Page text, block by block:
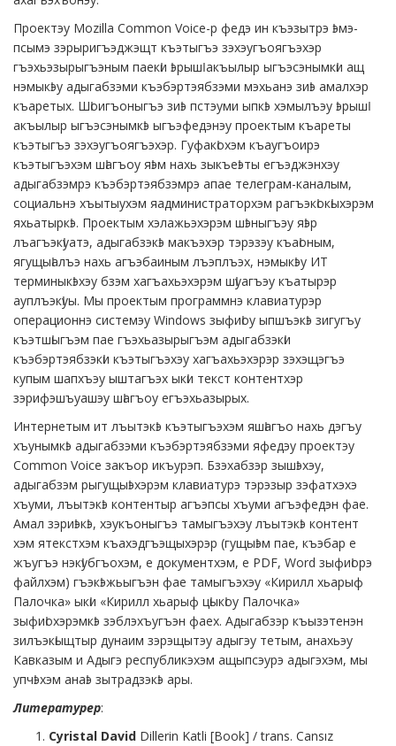
Проектэу Mozilla Common Voice-р федэ ин къэзытрэ ӏэмэ-
псымэ зэрыригъэджэщт къэтыгъэ зэхэугъоягъэхэр
гъэхьэзырыгъэным паекӏи ӏэрышӏ акъылыр ыгъэсэнымкӏи ащ
нэмыкӏэу адыгабзэми къэбэртэябзэми мэхьанэ зиӏэ амалхэр
къаретых. Шӏоигъоныгъэ зиӏэ пстэуми ыпкӏэ хэмылъэу ӏэрышӏ
акъылыр ыгъэсэнымкӏэ ыгъэфедэнэу проектым къареты
къэтыгъэ зэхэугъоягъэхэр. Гуфакӏохэм къаугъоирэ
къэтыгъэхэм шӏагъоу яӏэм нахь зыкъеӏэты егъэджэнхэу
адыгабзэмрэ къэбэртэябзэмрэ апае телеграм-каналым,
социальнэ хъытыухэм яадминистраторхэм рагъэкӏокӏыхэрэм
яхьатыркӏэ. Проектым хэлажьэхэрэм шӏэныгъэу яӏэр
лъагъэкӏуатэ, адыгабзэкӏэ макъэхэр тэрэзэу къаӏоным,
ягущыӏалъэ нахь агъэбаиным лъэплъэх, нэмыкӏэу ИТ
терминыкӏэхэу бзэм хагъахьэхэрэм шӏуагъэу къатырэр
ауплъэкӏуы. Мы проектым программнэ клавиатурэр
операционнэ системэу Windows зыфиӏоу ыпшъэкӏэ зигугъу
къэтшӏыгъэм пае гъэхьазырыгъэм адыгабзэкӏи
къэбэртэябзэкӏи къэтыгъэхэу хагъахьэхэрэр зэхэщэгъэ
купым шапхъэу ыштагъэх ыкӏи текст контентхэр
зэрифэшъуашэу шӏагъоу егъэхьазырых.
Интернетым ит лъытэкӏэ къэтыгъэхэм яшӏагъо нахь дэгъу
хъунымкӏэ адыгабзэми къэбэртэябзэми яфедэу проектэу
Common Voice закъор икъурэп. Бзэхабзэр зышӏэхэу,
адыгабзэм рыгущыӏэхэрэм клавиатурэ тэрэзыр зэфатхэхэ
хъуми, лъытэкӏэ контентыр агъэпсы хъуми агъэфедэн фае.
Амал зэриӏэкӏэ, хэукъоныгъэ тамыгъэхэу лъытэкӏэ контент
хэм ятекстхэм къахэдгъэщыхэрэр (гущыӏэм пае, къэбар е
жъугъэ нэкӏубгъохэм, е документхэм, е PDF, Word зыфиӏорэ
файлхэм) гъэкӏэжьыгъэн фае тамыгъэхэу «Кирилл хьарыф
Палочка» ыкӏи «Кирилл хьарыф цӏыкӏоу Палочка»
зыфиӏохэрэмкӏэ зэблэхъугъэн фаех. Адыгабзэр къызэтенэн
зилъэкӏыщтыр дунаим зэрэщытэу адыгэу тетым, анахьэу
Кавказым и Адыгэ республикэхэм ащыпсэурэ адыгэхэм, мы
упчӏэхэм анаӏэ зытрадзэкӏэ ары.
Литературер:
Cyristal David Dillerin Katli [Book] / trans. Cansız